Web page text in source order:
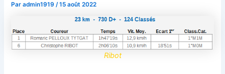
Paradmin1919/15 août 2022
Ribot